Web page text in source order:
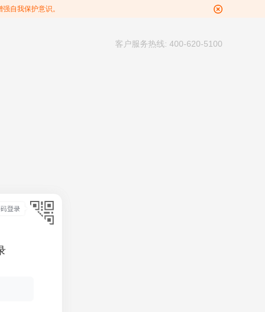
自我保护意识。
客户服务热线: 400-620-5100